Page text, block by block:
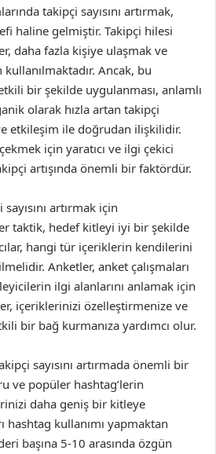
takipçi sayısını artırmak,
haline gelmiştir. Takipçi hilesi
daha fazla kişiye ulaşmak ve
Ancak, bu
bir şekilde uygulanması, anlamlı
olarak hızla artan takipçi
etkileşim ile doğrudan ilişkilidir.
için yaratıcı ve ilgi çekici
artışında önemli bir faktördür.
artırmak için
taktik, hedef kitleyi iyi bir şekilde
hangi tür içeriklerin kendilerini
Anketler, anket çalışmaları
ilgi alanlarını anlamak için
içeriklerinizi özelleştirmenize ve
bir bağ kurmanıza yardımcı olur.
sayısını artırmada önemli bir
ve popüler hashtag’lerin
daha geniş bir kitleye
hashtag kullanımı yapmaktan
başına 5-10 arasında özgün